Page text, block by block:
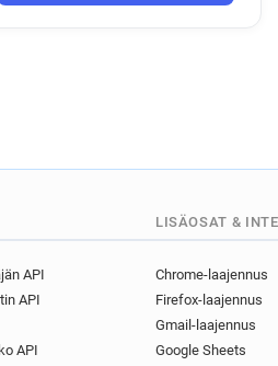
API
API
API
LISÄOSAT &
Chrome-laajennus
Firefox-laajennus
Gmail-laajennus
Google Sheets